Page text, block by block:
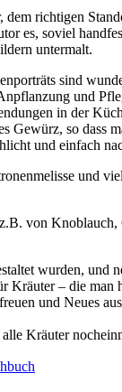
richtigen
es, soviel
untermalt.
sind
und
in der
so
und einfach
und
von
wurden, und
– die
und Neues
Kräuter